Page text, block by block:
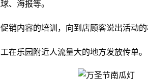
、海报等。
销内容的培训，向到店顾客说出活动的
在乐园附近人流量大的地方发放传单。